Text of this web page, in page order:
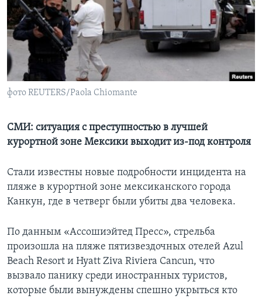
Learning English
СОЦИАЛЬНЫЕ СЕТИ
фото REUTERS/Paola Chiomante
СМИ: ситуация с преступностью в лучшей
курортной зоне Мексики выходит из-под контроля
Стали известны новые подробности инцидента на
пляже в курортной зоне мексиканского города
Канкун, где в четверг были убиты два человека.
По данным «Ассошиэйтед Пресс», стрельба
произошла на пляже пятизвездочных отелей Azul
Beach Resort и Hyatt Ziva Riviera Cancun, что
вызвало панику среди иностранных туристов,
которые были вынуждены спешно укрыться кто